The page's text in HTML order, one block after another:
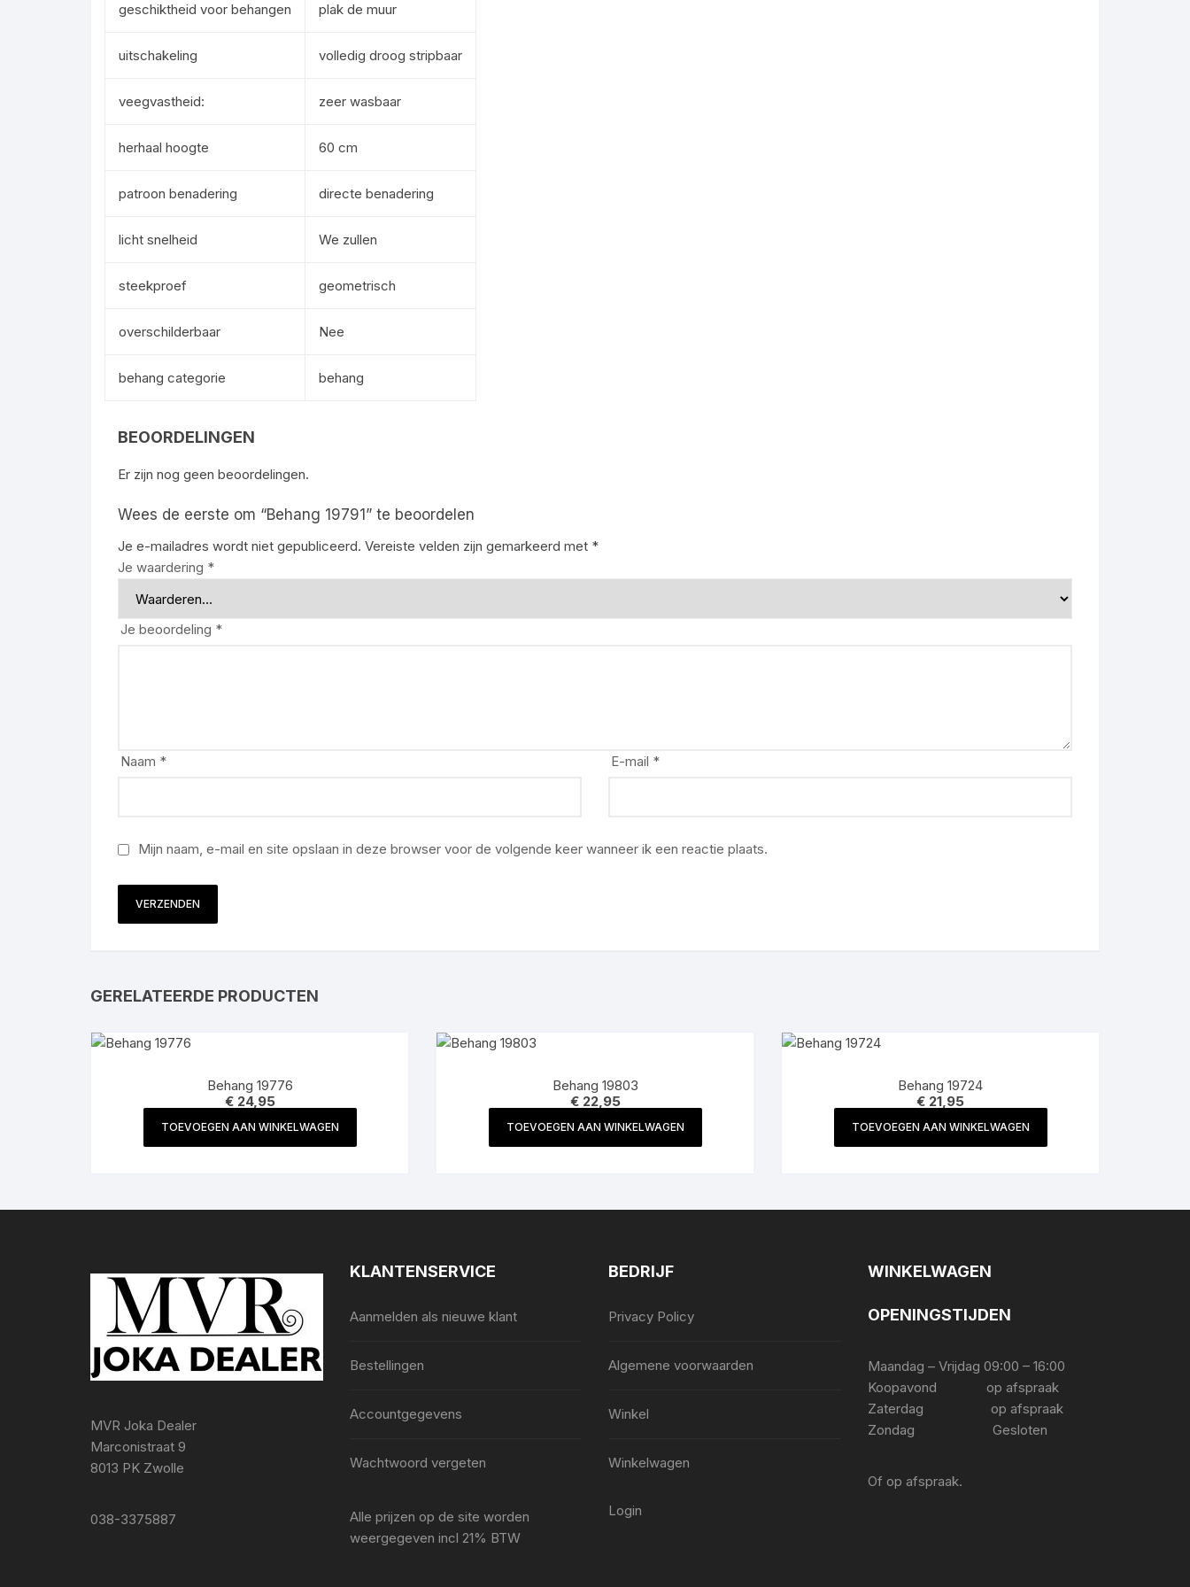
geschiktheid voor behangen plak de muur
uitschakeling volledig droog stripbaar
veegvastheid: zeer wasbaar
herhaal hoogte 60 cm
patroon benadering directe benadering
licht snelheid We zullen
steekproef geometrisch
overschilderbaar Nee
behang categorie behang
BEOORDELINGEN
Er zijn nog geen beoordelingen.
Wees de eerste om “Behang 19791” te beoordelen
Je e-mailadres wordt niet gepubliceerd. Vereiste velden zijn gemarkeerd met *
Je waardering *
Je beoordeling *
Naam * E-mail *
Mijn naam, e-mail en site opslaan in deze browser voor de volgende keer wanneer ik een reactie plaats.
GERELATEERDE PRODUCTEN
Behang 19776
€24,95
TOEVOEGEN AAN WINKELWAGEN
Behang 19803
€22,95
TOEVOEGEN AAN WINKELWAGEN
Behang 19724
€ 21,95
TOEVOEGEN AAN WINKELWAGEN
MVR Joka Dealer
Marconistraat 9
8013 PK Zwolle
038-3375887
KLANTENSERVICE
Aanmelden als nieuwe klant
Bestellingen
Accountgegevens
Wachtwoord vergeten
Alle prijzen op de site worden
weergegeven incl 21% BTW
BEDRIJF
Privacy Policy
Algemene voorwaarden
Winkel
Winkelwagen
Login
WINKELWAGEN
OPENINGSTIJDEN
Maandag – Vrijdag 09:00 – 16:00
Koopavond op afspraak
Zaterdag op afspraak
Zondag Gesloten
Of op afspraak.